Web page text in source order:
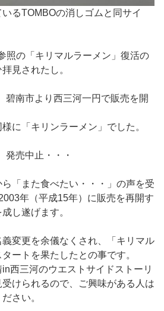
いるTOMBOの消しゴムと同サイ
照の「キリマルラーメン」復活の
見されたし。
碧南市より西三河一円で販売を開
に「キリンラーメン」でした。
発売中止・・・
「また食べたい・・・」の声を受
年（平成15年）に販売を再開す
し遂げます。
変更を余儀なくされ、「キリマル
ートを果たしたとの事です。
西三河のウエストサイドストーリ
けられるので、ご興味がある人は
さい。